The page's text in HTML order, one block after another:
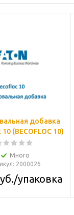
добавка
(BECOFLOC 10)
Много
: 2000026
/упаковка